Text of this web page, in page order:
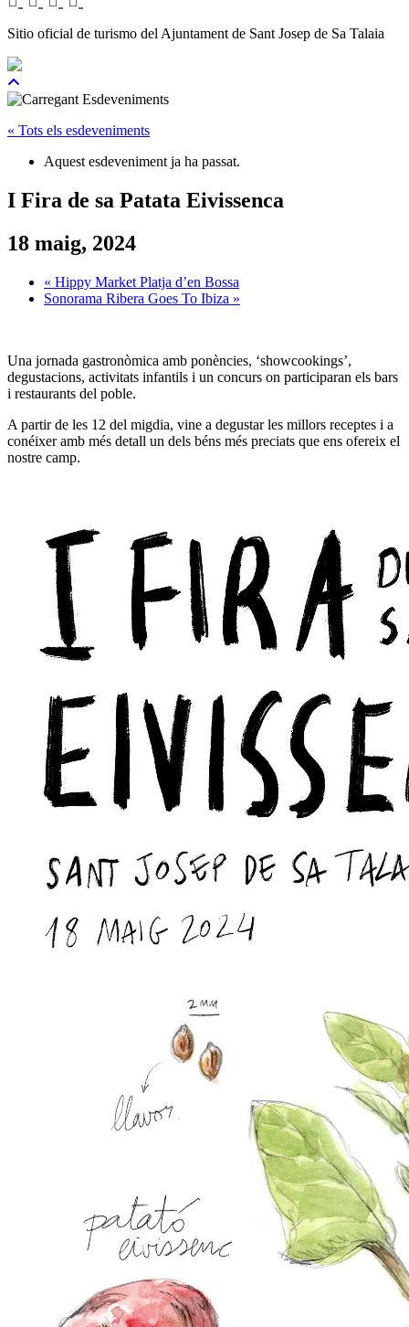
Sitio oficial de turismo del Ajuntament de Sant Josep de Sa Talaia
« Tots els esdeveniments
Aquest esdeveniment ja ha passat.
I Fira de sa Patata Eivissenca
18 maig, 2024
« Hippy Market Platja d’en Bossa
Sonorama Ribera Goes To Ibiza »
Una jornada gastronòmica amb ponències, ‘showcookings’,
degustacions, activitats infantils i un concurs on participaran els bars
i restaurants del poble.
A partir de les 12 del migdia, vine a degustar les millors receptes i a
conéixer amb més detall un dels béns més preciats que ens ofereix el
nostre camp.